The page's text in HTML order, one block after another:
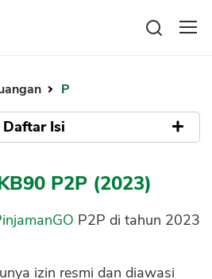
P
Daftar Isi
Penting
P2P (2023)
P2P di tahun 2023
izin resmi dan diawasi